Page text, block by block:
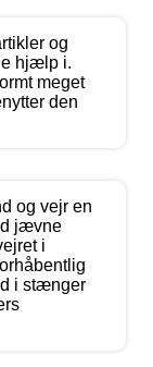
og
hjælp i.
meget
den
og vejr en
jævne
i
i stænger